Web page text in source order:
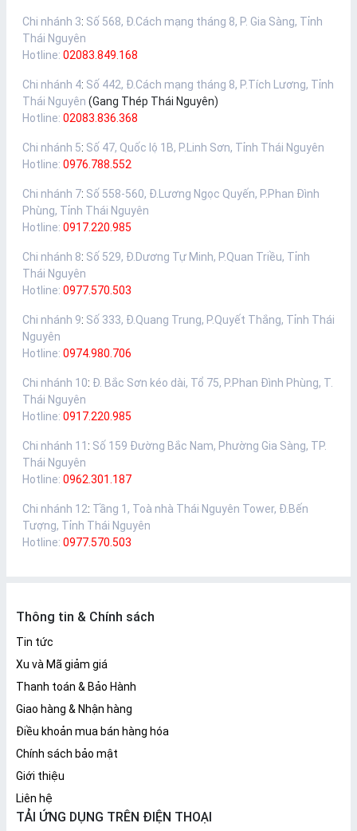
Chi nhánh 3: Số 568, Đ.Cách mạng tháng 8, P. Gia Sàng, Tỉnh
Thái Nguyên
Hotline: 02083.849.168
Chi nhánh 4: Số 442, Đ.Cách mạng tháng 8, P.Tích Lương, Tỉnh
Thái Nguyên (Gang Thép Thái Nguyên)
Hotline: 02083.836.368
Chi nhánh 5: Số 47, Quốc lộ 1B, P.Linh Sơn, Tỉnh Thái Nguyên
Hotline: 0976.788.552
Chi nhánh 7: Số 558-560, Đ.Lương Ngọc Quyến, P.Phan Đình
Phùng, Tỉnh Thái Nguyên
Hotline: 0917.220.985
Chi nhánh 8: Số 529, Đ.Dương Tự Minh, P.Quan Triều, Tỉnh
Thái Nguyên
Hotline: 0977.570.503
Chi nhánh 9: Số 333, Đ.Quang Trung, P.Quyết Thắng, Tỉnh Thái
Nguyên
Hotline: 0974.980.706
Chi nhánh 10: Đ. Bắc Sơn kéo dài, Tổ 75, P.Phan Đình Phùng, T.
Thái Nguyên
Hotline: 0917.220.985
Chi nhánh 11 : Số 159 Đường Bắc Nam, Phường Gia Sàng, TP.
Thái Nguyên
Hotline: 0962.301.187
Chi nhánh 12: Tầng 1, Toà nhà Thái Nguyên Tower, Đ.Bến
Tượng, Tỉnh Thái Nguyên
Hotline: 0977.570.503
Thông tin & Chính sách
Tin tức
Xu và Mã giảm giá
Thanh toán & Bảo Hành
Giao hàng & Nhận hàng
Điều khoản mua bán hàng hóa
Chính sách bảo mật
Giới thiệu
Liên hệ
TẢI ỨNG DỤNG TRÊN ĐIỆN THOẠI